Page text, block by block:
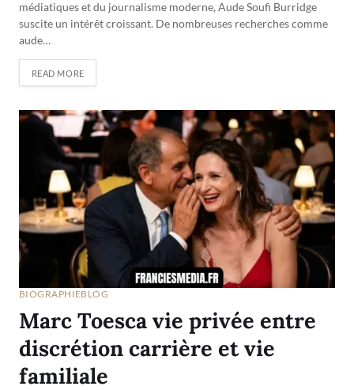
médiatiques et du journalisme moderne, Aude Soufi Burridge
suscite un intérêt croissant. De nombreuses recherches comme
aude…
READ MORE
BIOGRAPHIEBLOG
Marc Toesca vie privée entre
discrétion carrière et vie
familiale